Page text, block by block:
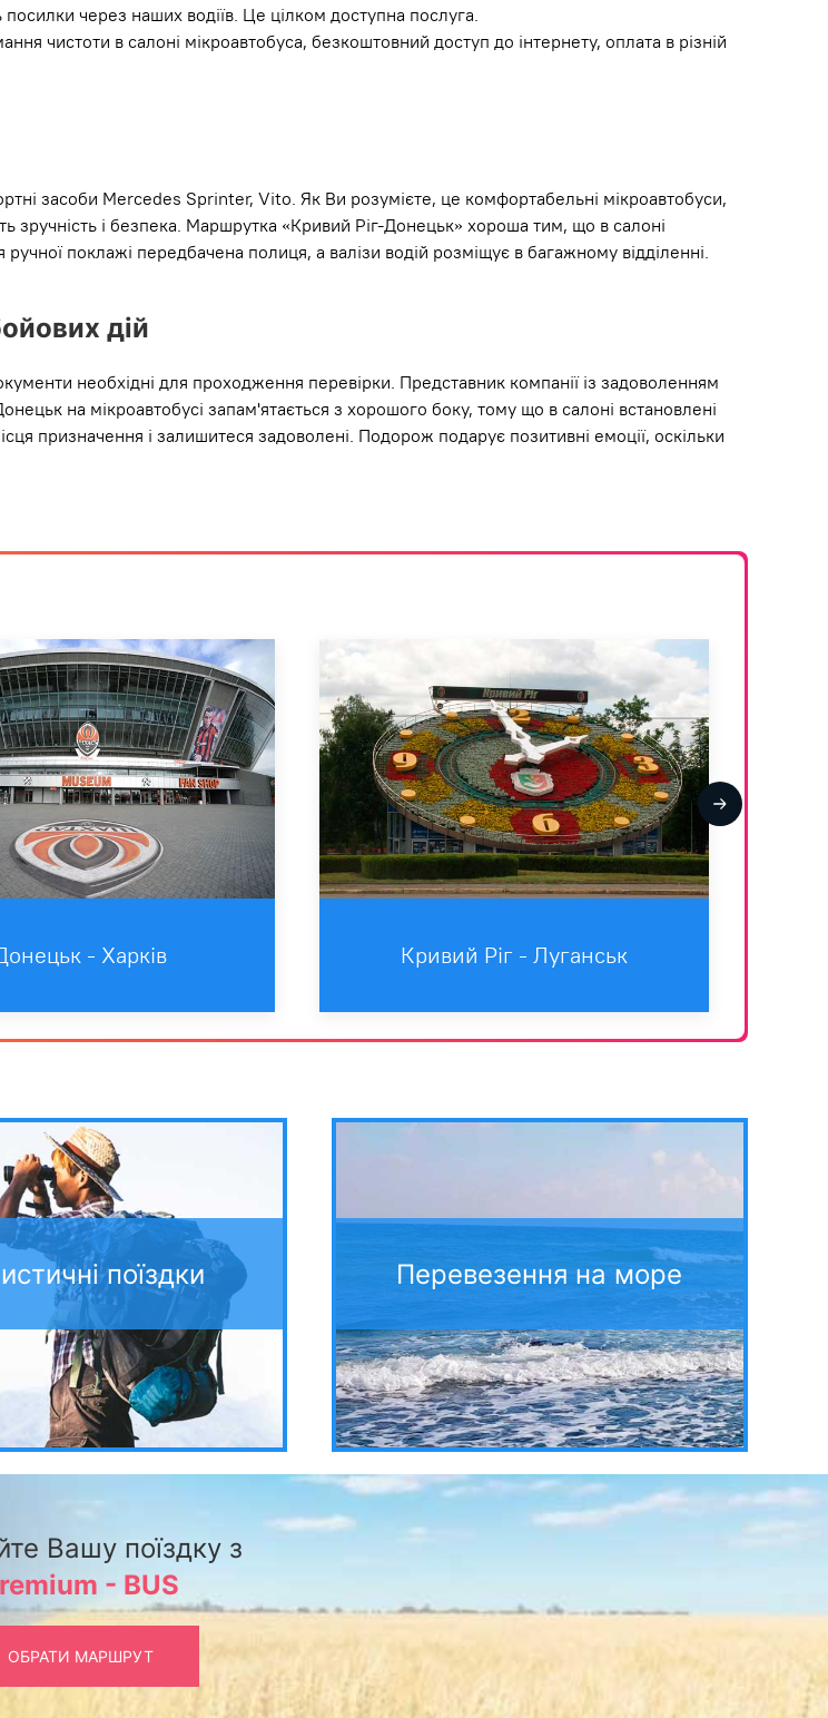
через наших водіїв. Це цілком доступна послуга.
чистоти в салоні мікроавтобуса, безкоштовний доступ до інтернету, оплата в різній
засоби Mercedes Sprinter, Vito. Як Ви розумієте, це комфортабельні мікроавтобуси,
зручність і безпека. Маршрутка «Кривий Ріг-Донецьк» хороша тим, що в салоні
поклажі передбачена полиця, а валізи водій розміщує в багажному відділенні.
дій
необхідні для проходження перевірки. Представник компанії із задоволенням
на мікроавтобусі запам'ятається з хорошого боку, тому що в салоні встановлені
призначення і залишитеся задоволені. Подорож подарує позитивні емоції, оскільки
- Харків Кривий Ріг - Луганськ
поїздки Перевезення на море
Вашу поїздку з
- BUS
ОБРАТИ МАРШРУТ